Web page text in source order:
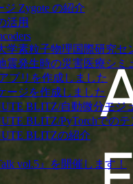
Zygote の紹介
活用
学素粒子物理国際研究
震発生時の災害医療シ
プリを作成しました
ージを作成しました
BLITZ/自動微分モジ
BLITZ/PyTorchでの
BLITZの紹介
vol.5』を開催します！